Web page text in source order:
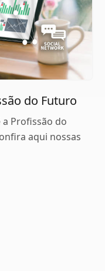
do Futuro
Profissão do
aqui nossas